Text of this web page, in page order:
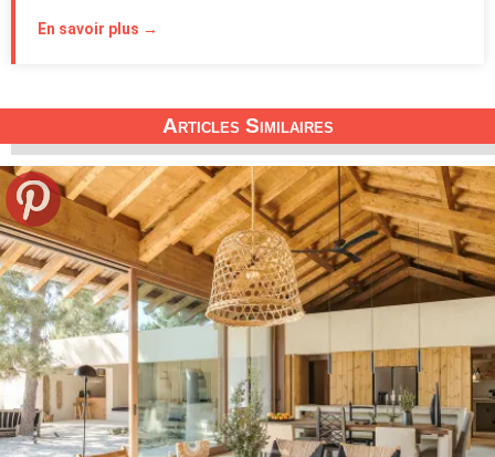
En savoir plus →
Articles Similaires